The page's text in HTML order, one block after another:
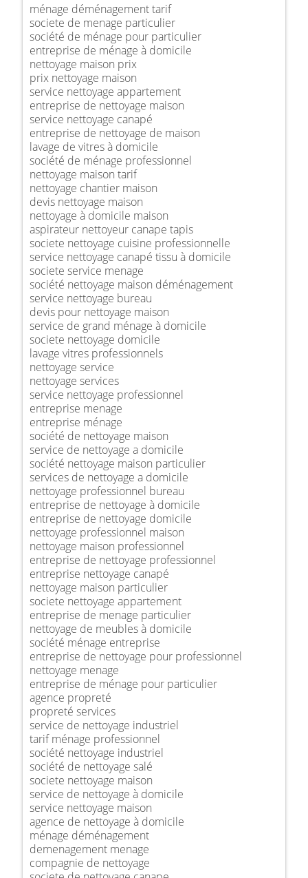
ménage déménagement tarif
societe de menage particulier
société de ménage pour particulier
entreprise de ménage à domicile
nettoyage maison prix
prix nettoyage maison
service nettoyage appartement
entreprise de nettoyage maison
service nettoyage canapé
entreprise de nettoyage de maison
lavage de vitres à domicile
société de ménage professionnel
nettoyage maison tarif
nettoyage chantier maison
devis nettoyage maison
nettoyage à domicile maison
aspirateur nettoyeur canape tapis
societe nettoyage cuisine professionnelle
service nettoyage canapé tissu à domicile
societe service menage
société nettoyage maison déménagement
service nettoyage bureau
devis pour nettoyage maison
service de grand ménage à domicile
societe nettoyage domicile
lavage vitres professionnels
nettoyage service
nettoyage services
service nettoyage professionnel
entreprise menage
entreprise ménage
société de nettoyage maison
service de nettoyage a domicile
société nettoyage maison particulier
services de nettoyage a domicile
nettoyage professionnel bureau
entreprise de nettoyage à domicile
entreprise de nettoyage domicile
nettoyage professionnel maison
nettoyage maison professionnel
entreprise de nettoyage professionnel
entreprise nettoyage canapé
nettoyage maison particulier
societe nettoyage appartement
entreprise de menage particulier
nettoyage de meubles à domicile
société ménage entreprise
entreprise de nettoyage pour professionnel
nettoyage menage
entreprise de ménage pour particulier
agence propreté
propreté services
service de nettoyage industriel
tarif ménage professionnel
société nettoyage industriel
société de nettoyage salé
societe nettoyage maison
service de nettoyage à domicile
service nettoyage maison
agence de nettoyage à domicile
ménage déménagement
demenagement menage
compagnie de nettoyage